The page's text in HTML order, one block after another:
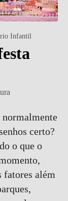
Infantil
normalmente
certo?
o que o
fatores além